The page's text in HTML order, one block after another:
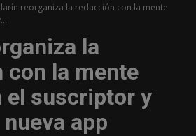
reorganiza la redacción con la mente
la
con la mente
el suscriptor y
app